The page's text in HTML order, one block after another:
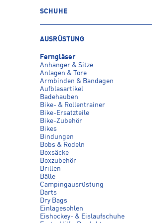
SCHUHE
AUSRÜSTUNG
Ferngläser
Anhänger & Sitze
Anlagen & Tore
Armbinden & Bandagen
Aufblasartikel
Badehauben
Bike- & Rollentrainer
Bike-Ersatzteile
Bike-Zubehör
Bikes
Bindungen
Bobs & Rodeln
Boxsäcke
Boxzubehör
Brillen
Bälle
Campingausrüstung
Darts
Dry Bags
Einlagesohlen
Eishockey- & Eislaufschuhe